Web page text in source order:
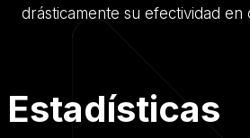
drásticamente su efectividad en
Estadísticas